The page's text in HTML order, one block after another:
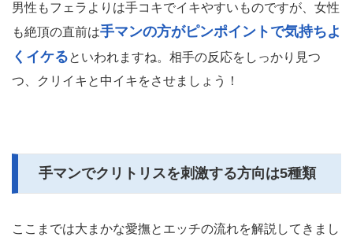
男性もフェラよりは手コキでイキやすいものですが、女性
も絶頂の直前は手マンの方がピンポイントで気持ちよ
くイケるといわれますね。相手の反応をしっかり見つ
つ、クリイキと中イキをさせましょう！
手マンでクリトリスを刺激する方向は5種類
ここまでは大まかな愛撫とエッチの流れを解説してきまし